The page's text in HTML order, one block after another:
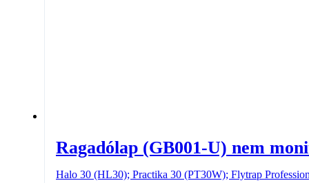
Ragadólap (GB001-U) nem
Halo 30 (HL30); Practika 30 (PT30W); Flytrap